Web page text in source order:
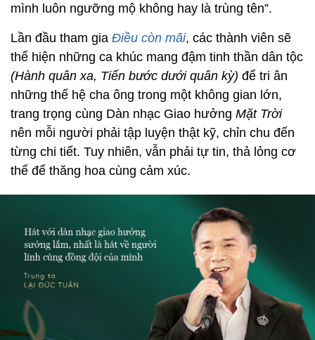
mình luôn ngưỡng mộ không hay là trùng tên”.
Lần đầu tham gia Điều còn mãi, các thành viên sẽ
thể hiện những ca khúc mang đậm tinh thần dân tộc
(Hành quân xa, Tiến bước dưới quân kỳ) để tri ân
những thế hệ cha ông trong một không gian lớn,
trang trọng cùng Dàn nhạc Giao hưởng Mặt Trời
nên mỗi người phải tập luyện thật kỹ, chỉn chu đến
từng chi tiết. Tuy nhiên, vẫn phải tự tin, thả lỏng cơ
thể để thăng hoa cùng cảm xúc.